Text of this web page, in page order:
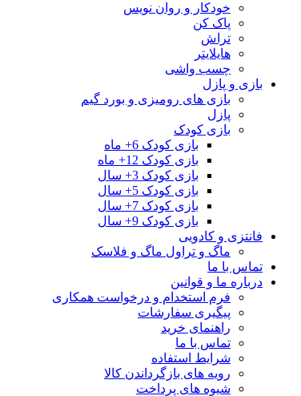
خودکار و روان نویس
پاک کن
تراش
هایلایتر
چسب واشی
بازی و پازل
بازی های رومیزی و بورد گیم
پازل
بازی کودک
بازی کودک 6+ ماه
بازی کودک 12+ ماه
بازی کودک 3+ سال
بازی کودک 5+ سال
بازی کودک 7+ سال
بازی کودک 9+ سال
فانتزی و کادویی
ماگ و تراول ماگ و فلاسک
تماس با ما
درباره ما و قوانین
فرم استخدام و درخواست همکاری
پیگیری سفارشات
راهنمای خرید
تماس با ما
شرایط استفاده
رویه های بازگرداندن کالا
شیوه های پرداخت